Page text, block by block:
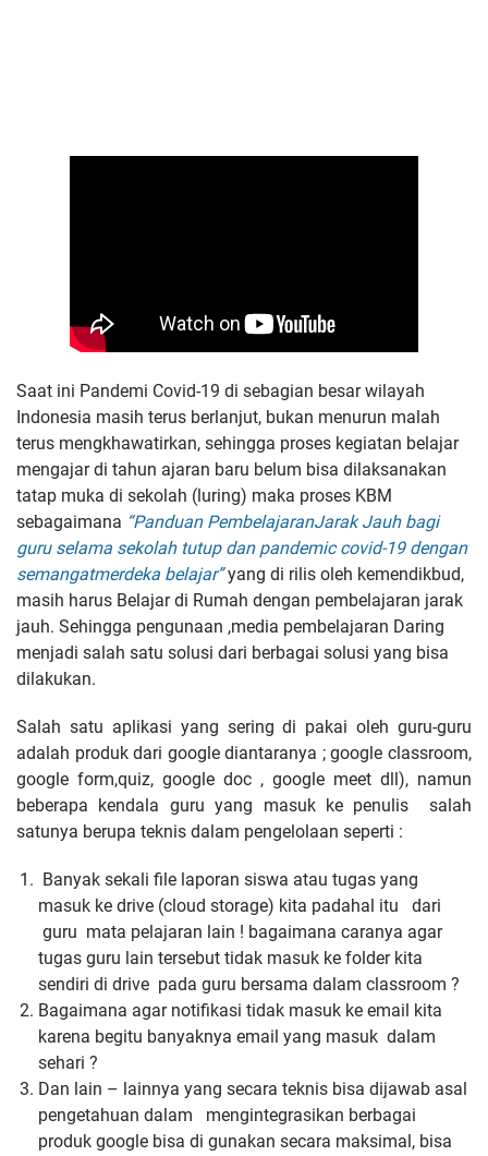
Saat ini Pandemi Covid-19 di sebagian besar wilayah
Indonesia masih terus berlanjut, bukan menurun malah
terus mengkhawatirkan, sehingga proses kegiatan belajar
mengajar di tahun ajaran baru belum bisa dilaksanakan
tatap muka di sekolah (luring) maka proses KBM
sebagaimana “Panduan PembelajaranJarak Jauh bagi
guru selama sekolah tutup dan pandemic covid-19 dengan
semangatmerdeka belajar”yang di rilis oleh kemendikbud,
masih harus Belajar di Rumah dengan pembelajaran jarak
jauh. Sehingga pengunaan ,media pembelajaran Daring
menjadi salah satu solusi dari berbagai solusi yang bisa
dilakukan.
Salah satu aplikasi yang sering di pakai oleh guru-guru
adalah produk dari google diantaranya ; google classroom,
google form,quiz, google doc , google meet dll), namun
beberapa kendala guru yang masuk ke penulis salah
satunya berupa teknis dalam pengelolaan seperti :
Banyak sekali file laporan siswa atau tugas yang
masuk ke drive (cloud storage) kita padahal itu dari
guru mata pelajaran lain ! bagaimana caranya agar
tugas guru lain tersebut tidak masuk ke folder kita
sendiri di drive pada guru bersama dalam classroom ?
Bagaimana agar notifikasi tidak masuk ke email kita
karena begitu banyaknya email yang masuk dalam
sehari ?
Dan lain – lainnya yang secara teknis bisa dijawab asal
pengetahuan dalam
mengintegrasikan berbagai
produk google bisa di gunakan secara maksimal, bisa